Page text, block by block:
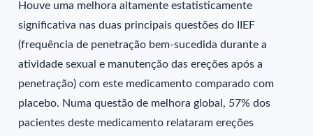
Houve uma melhora altamente estatisticamente
significativa nas duas principais questões do IIEF
(frequência de penetração bem-sucedida durante a
atividade sexual e manutenção das ereções após a
penetração) com este medicamento comparado com
placebo. Numa questão de melhora global, 57% dos
pacientes deste medicamento relataram ereções